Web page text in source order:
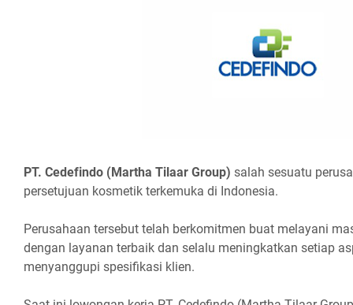
PT. Cеdеfіndо (Mаrthа Tіlааr Grоuр) salah sesuatu
persetujuan kosmetik terkemuka di Indonesia.
Perusahaan tersebut telah berkomitmen buat melayani
dengan layanan terbaik dan selalu meningkatkan setiap
menyanggupi spesifikasi klien.